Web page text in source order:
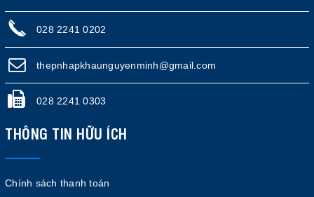
028 2241 0202
thepnhapkhaunguyenminh@gmail.com
028 2241 0303
THÔNG TIN HỮU ÍCH
Chính sách thanh toán